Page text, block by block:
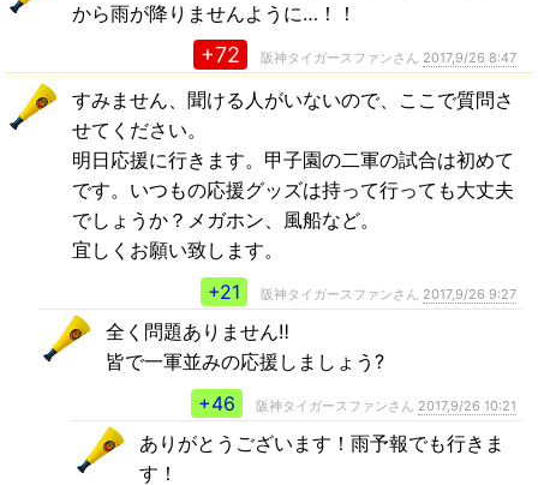
から雨が降りませんように…！！
+72 阪神タイガースファンさん 2017,9/26 8:47
すみません、聞ける人がいないので、ここで質問さ
せてください。
明日応援に行きます。甲子園の二軍の試合は初めて
です。いつもの応援グッズは持って行っても大丈夫
でしょうか？メガホン、風船など。
宜しくお願い致します。
+21
阪神タイガースファンさん 2017,9/26 9:27
全く問題ありません‼️
皆で一軍並みの応援しましょう?
+46
阪神タイガースファンさん 2017,9/26 10:21
ありがとうございます！雨予報でも行きま
す！